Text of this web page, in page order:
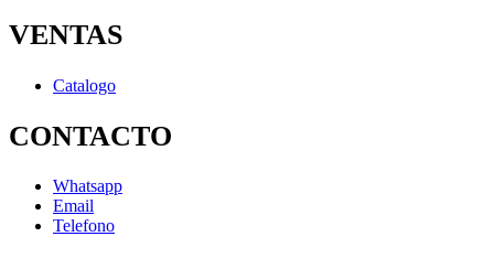
VENTAS
Catalogo
CONTACTO
Whatsapp
Email
Telefono